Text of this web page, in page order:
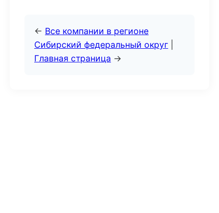
← Все компании в регионе
Сибирский федеральный округ
Главная страница →